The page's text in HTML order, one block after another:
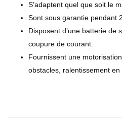
S’adaptent quel que soit le
Sont sous garantie pendant
Disposent d’une batterie de
coupure de courant.
Fournissent une
obstacles, ralentissement en